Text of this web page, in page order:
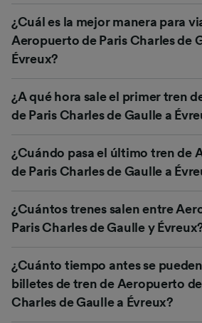
¿Cuál es la mejor manera para
Aeropuerto de Paris Charles de
Évreux?
¿A qué hora sale el primer tren
de Paris Charles de Gaulle a
¿Cuándo pasa el último tren de
de Paris Charles de Gaulle a
¿Cuántos trenes salen entre
Paris Charles de Gaulle y
¿Cuánto tiempo antes se
billetes de tren de Aeropuerto
Charles de Gaulle a Évreux?